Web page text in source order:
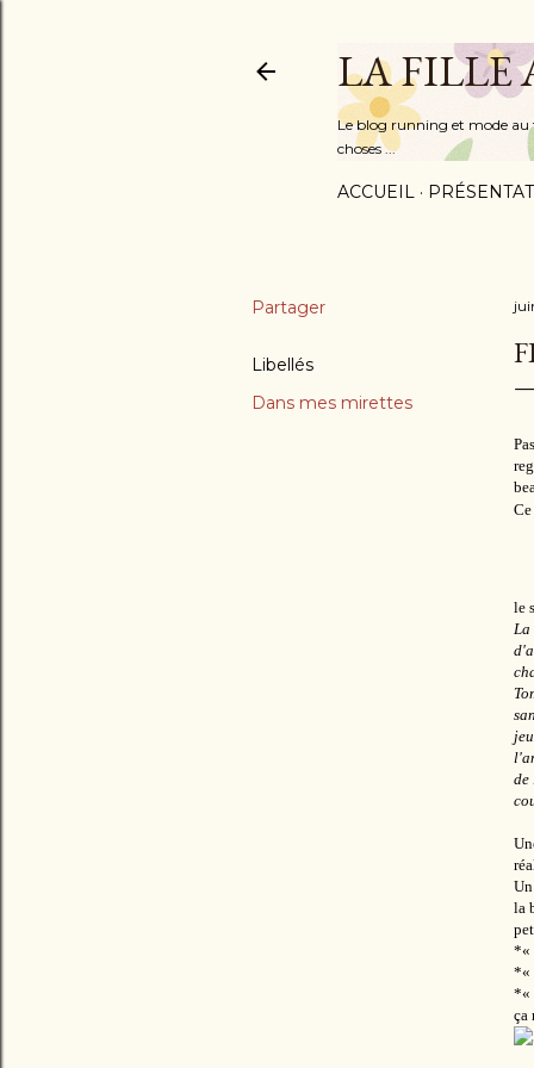
LA FILLE
Le blog running et mode au
choses ...
ACCUEIL
Partager
Libellés
Dans mes mirettes
le
La
de
la
*«
*«
*«
ça